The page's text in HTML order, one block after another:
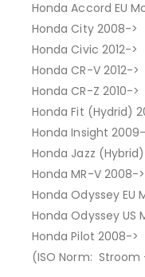
Honda Accord EU
Honda City 2008->
Honda Civic 2012->
Honda CR-V 2012->
Honda CR-Z 2010->
Honda Fit (Hydrid)
Honda Insight
Honda Jazz
Honda MR-V 2008->
Honda Odyssey EU
Honda Odyssey US
Honda Pilot 2008->
(ISO Norm: Stroom